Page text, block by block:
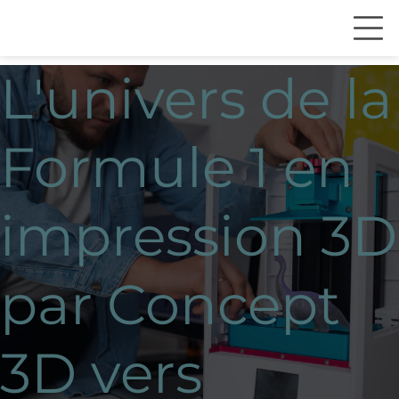
L'univers de la
Formule 1 en
impression 3D
par Concept
3D vers